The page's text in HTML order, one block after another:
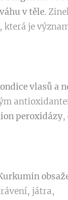
v těle.
která je
vlasů a
peroxidázy,
játra,